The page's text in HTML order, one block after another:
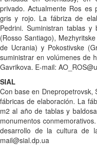
privado. Actualmente Ros es
gris y rojo. La fábriza de
Pedrini. Suministran tablas y
(Rosso Santiago),
de Ucrania) y Pokostivske
suministrar en volúmenes de
Gavrikova. E-mail:
SIAL
Con base en Dnepropetrovsk,
fábricas de elaboración. La
m2 al año de tablas y
monumentos
desarrollo de la cultura de
mail@sial.dp.ua